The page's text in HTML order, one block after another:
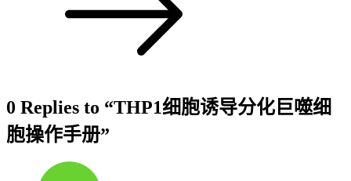
0 Replies to “THP1细胞诱导分化巨噬细
胞操作手册”